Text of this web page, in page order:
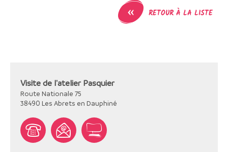
« RETOUR À LA LISTE
Visite de l'atelier Pasquier
Route Nationale 75
38490 Les Abrets en Dauphiné